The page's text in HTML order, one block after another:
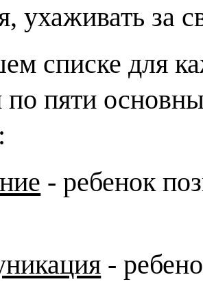
ухаживать за
списке для
пяти
- ребенок
-